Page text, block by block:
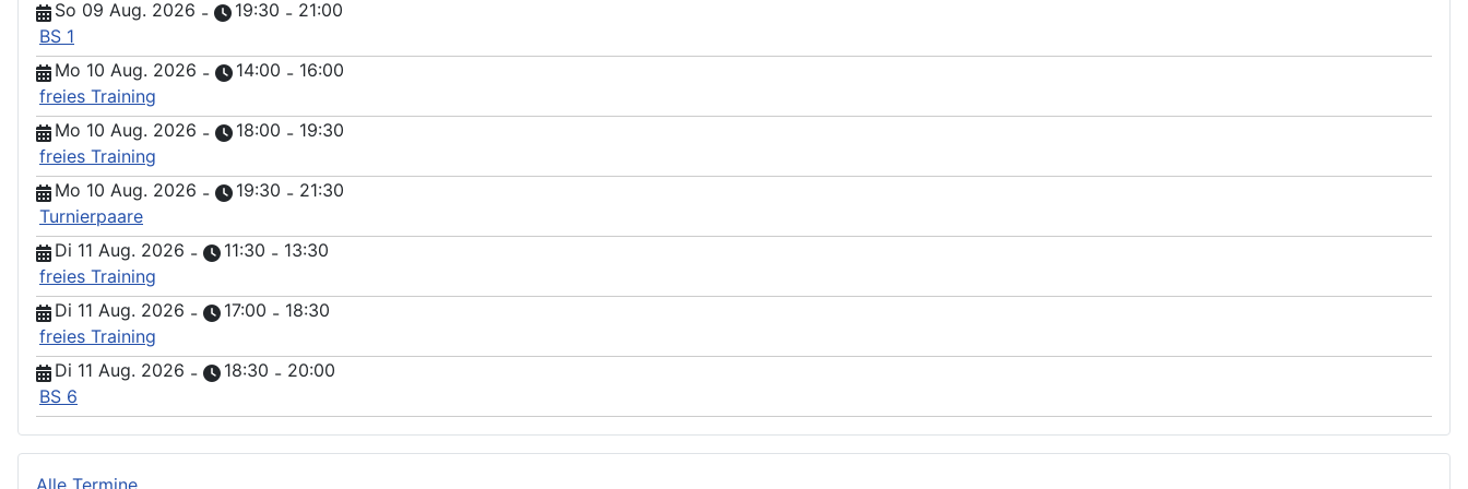
So 09 Aug. 2026 - 19:30 - 21:00
BS 1
Mo 10 Aug. 2026 - 14:00 - 16:00
freies Training
Mo 10 Aug. 2026 - 18:00 - 19:30
freies Training
Mo 10 Aug. 2026 - 19:30 - 21:30
Turnierpaare
Di 11 Aug. 2026 - 11:30 - 13:30
freies Training
Di 11 Aug. 2026 - 17:00 - 18:30
freies Training
Di 11 Aug. 2026 - 18:30 - 20:00
BS 6
Alle Termine